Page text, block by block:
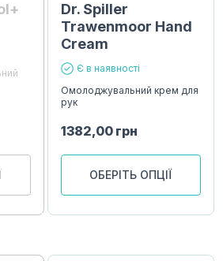
Dr. Spiller
Trawenmoor Hand
Cream
Є в наявності
Омолоджувальний крем для
рук
1382,00 грн
ОБЕРІТЬ ОПЦІЇ